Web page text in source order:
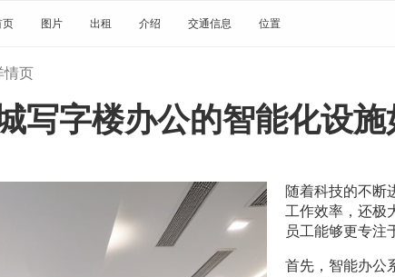
页 图片 出租 介绍 交通信息 位置
情页
写字楼办公的智能化设
随着科技的不断
工作效率，还极
员工能够更专注
首先，智能办公